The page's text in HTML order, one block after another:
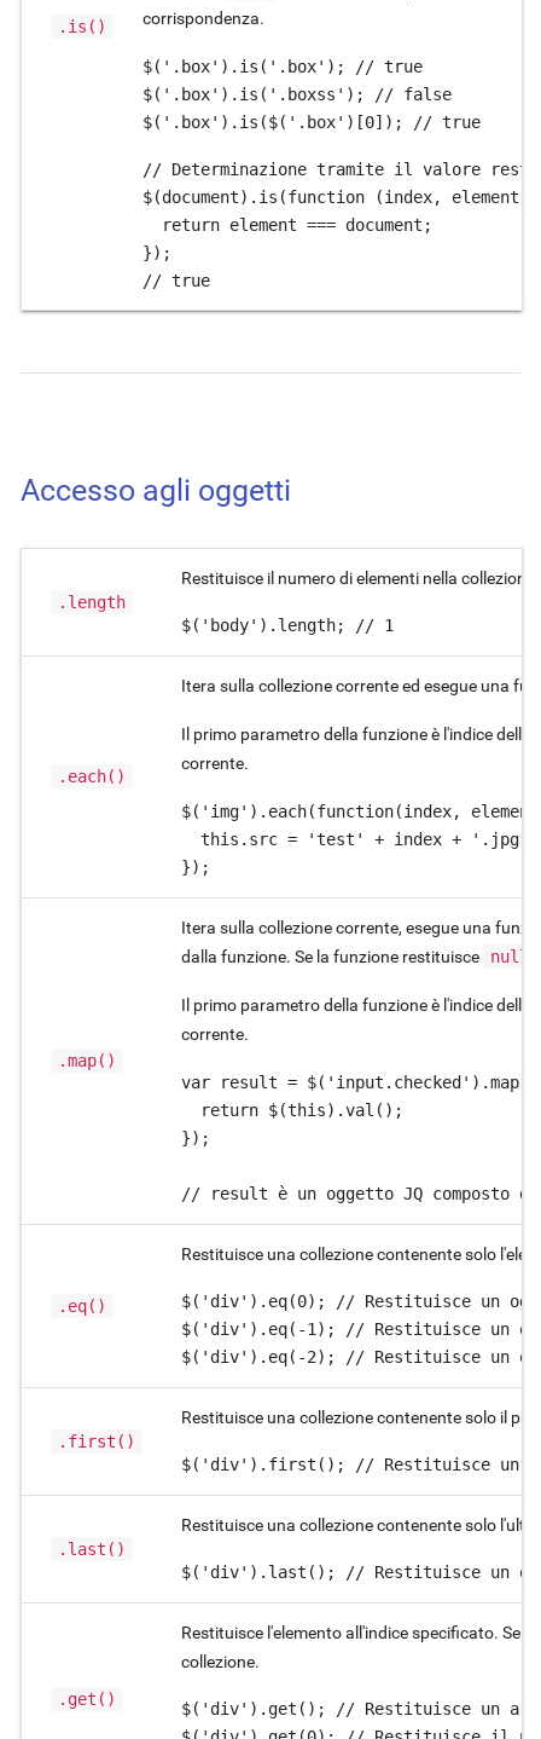
.is()
corrispondenza.
$('.box').is('.box'); // true
$('.box').is('.boxss'); // false
$('.box').is($('.box')[0]); // true
// Determinazione tramite il valore
$(document).is(function (index, element)
  return element === document;
});
// true
Accesso agli oggetti
.length
Restituisce il numero di elementi nella collezione
$('body').length; // 1
.each()
Itera sulla collezione corrente ed esegue una
Il primo parametro della funzione è l'indice
corrente.
$('img').each(function(index,
  this.src = 'test' + index + '.jpg';
});
.map()
Itera sulla collezione corrente, esegue una
dalla funzione. Se la funzione restituisce
null
Il primo parametro della funzione è l'indice
corrente.
var result =
  return $(this).val();
});
// result è un oggetto JQ composto
.eq()
Restituisce una collezione contenente solo
$('div').eq(0); // Restituisce un
$('div').eq(-1); // Restituisce un
$('div').eq(-2); // Restituisce un
.first()
Restituisce una collezione contenente solo il
$('div').first(); // Restituisce un
.last()
Restituisce una collezione contenente solo
$('div').last(); // Restituisce un
.get()
Restituisce l'elemento all'indice specificato. Se
collezione.
$('div').get(); // Restituisce un